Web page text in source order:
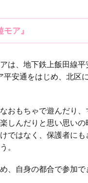
ア』
は、地下鉄上飯田線平
平安通をはじめ、北区
おもちゃで遊んだり、
しんだりと思い思い
ではなく、保護者にも
。
、自身の都合で参加で